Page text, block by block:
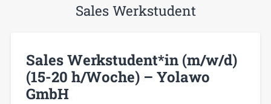
Sales Werkstudent
Sales Werkstudent*in (m/w/d)
(15-20 h/Woche) – Yolawo
GmbH